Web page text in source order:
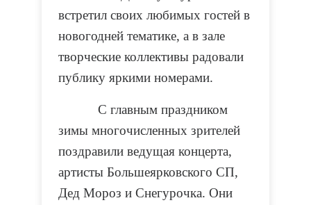
встретил своих любимых гостей в
новогодней тематике, а в зале
творческие коллективы радовали
публику яркими номерами.
С главным праздником
зимы многочисленных зрителей
поздравили ведущая концерта,
артисты Большеярковского СП,
Дед Мороз и Снегурочка. Они